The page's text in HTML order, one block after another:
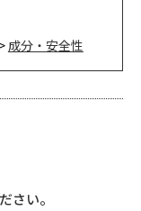
> 成分・安全性
さい。